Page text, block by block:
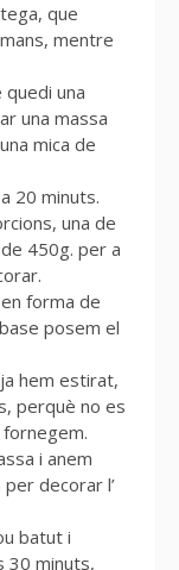
que
mentre
una
una massa
mica de
20 minuts.
una de
450g. per a
forma de
posem el
hem estirat,
perquè no es
i anem
decorar l’
batut i
30 minuts,